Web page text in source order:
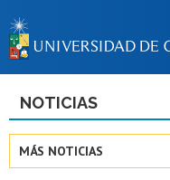
NOTICIAS
MÁS NOTICIAS